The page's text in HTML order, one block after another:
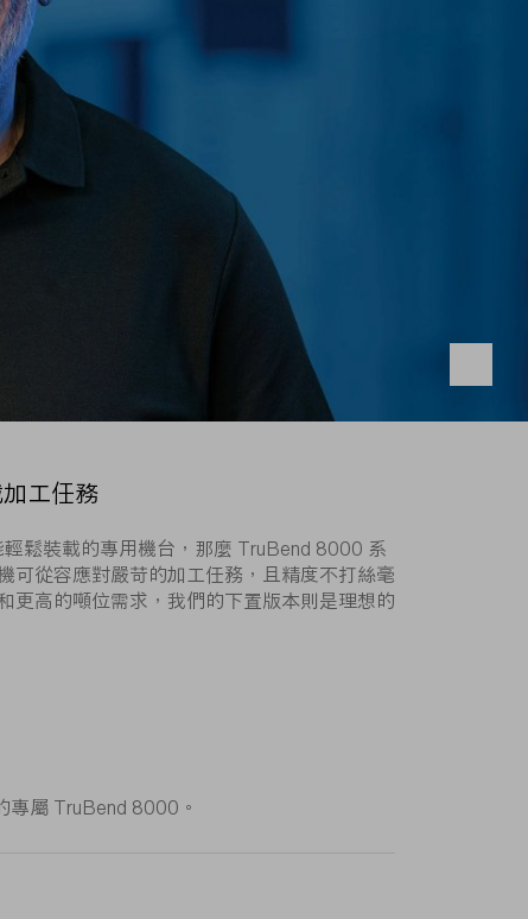
工任務
鬆裝載的專用機台，那麼 TruBend 8000 系
可從容應對嚴苛的加工任務，且精度不打絲毫
更高的噸位需求，我們的下置版本則是理想的
專屬 TruBend 8000。